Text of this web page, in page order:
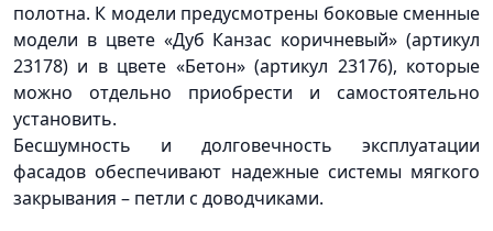
полотна. К модели предусмотрены боковые сменные
модели в цвете «Дуб Канзас коричневый» (артикул
23178) и в цвете «Бетон» (артикул 23176), которые
можно отдельно приобрести и самостоятельно
установить.
Бесшумность и долговечность эксплуатации
фасадов обеспечивают надежные системы мягкого
закрывания – петли с доводчиками.